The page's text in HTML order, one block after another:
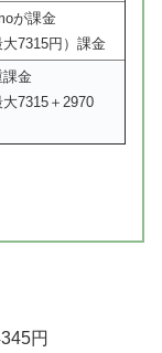
が課金
大7315円）課金
課金
大7315＋2970
円